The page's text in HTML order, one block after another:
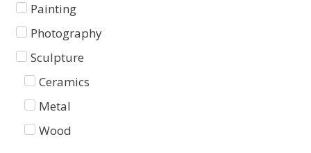
Painting
Photography
Sculpture
Ceramics
Metal
Wood